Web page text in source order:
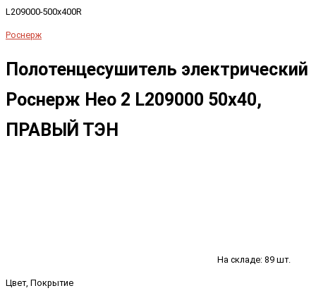
L209000-500x400R
Роснерж
Полотенцесушитель электрический
Роснерж Нео 2 L209000 50x40,
ПРАВЫЙ ТЭН
На складе: 89 шт.
Цвет, Покрытие